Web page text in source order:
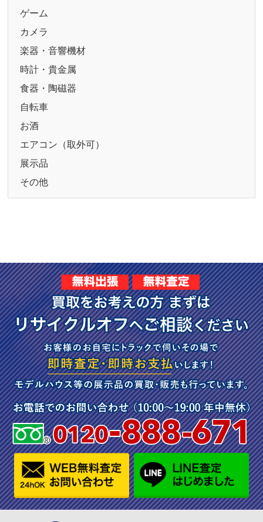
ゲーム
カメラ
楽器・音響機材
時計・貴金属
食器・陶磁器
自転車
お酒
エアコン（取外可）
展示品
その他